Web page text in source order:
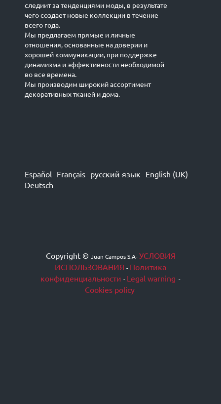
следиит за тенденциями моды, в результате
чего создает новые коллекции в течение
всего года.
Мы предлагаем прямые и личные
отношения, основанные на доверии и
хорошей коммуникации, при поддержке
динамизма и эффективности необходимой
во все времена.
Мы производим широкий ассортимент
декоративных тканей и дома.
Español Français русский язык English (UK)
Deutsch
Copyright © Juan Campos S.A-УСЛОВИЯ
ИСПОЛЬЗОВАНИЯ - Политика
конфиденциальности - Legal warning -
Cookies policy